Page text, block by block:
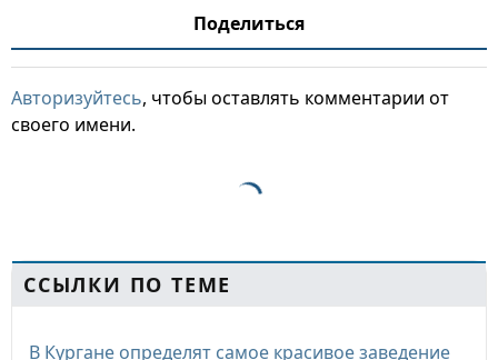
Поделиться
Авторизуйтесь, чтобы оставлять комментарии от
своего имени.
ССЫЛКИ ПО ТЕМЕ
В Кургане определят самое красивое заведение